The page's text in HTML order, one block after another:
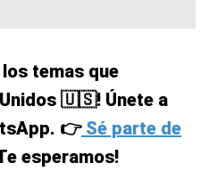
temas que
🇺🇸! Únete a
👉Sé parte de
esperamos!